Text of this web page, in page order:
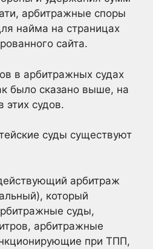
арбитражные споры
найма на страницах
сайта.
в арбитражных судах
было сказано выше, на
этих судов.
суды существуют
арбитраж
который
суды,
арбитражные
при ТПП,